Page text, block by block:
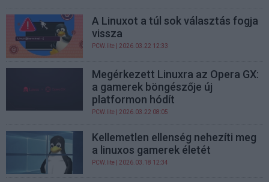
A Linuxot a túl sok választás fogja
vissza
PCW.lite | 2026.03.22 12:33
Megérkezett Linuxra az Opera GX:
a gamerek böngészője új
platformon hódít
PCW.lite | 2026.03.22 08:05
Kellemetlen ellenség nehezíti meg
a linuxos gamerek életét
PCW.lite | 2026.03.18 12:34